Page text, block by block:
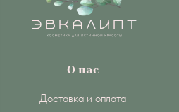
О нас
Доставка и оплата